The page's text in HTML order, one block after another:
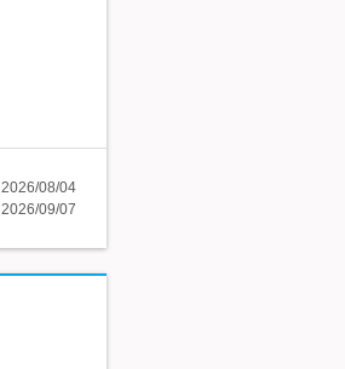
2026/08/04
2026/09/07